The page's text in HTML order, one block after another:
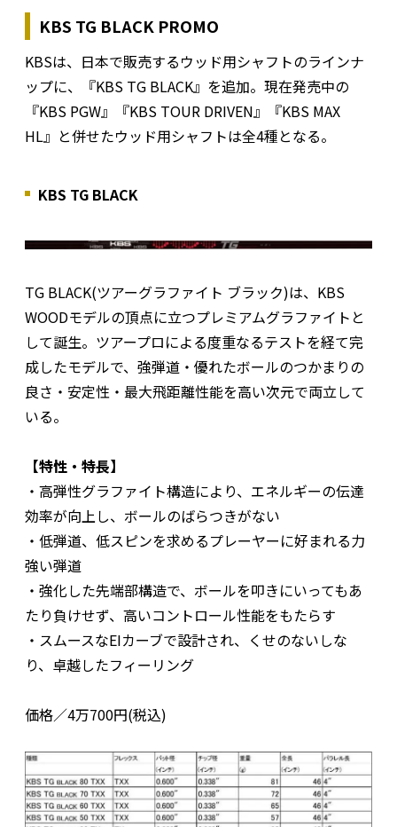
KBS TG BLACK PROMO
KBSは、日本で販売するウッド用シャフトのラインナ
ップに、『KBS TG BLACK』を追加。現在発売中の
『KBS PGW』『KBS TOUR DRIVEN』『KBS MAX
HL』と併せたウッド用シャフトは全4種となる。
KBS TG BLACK
TG BLACK(ツアーグラファイト ブラック)は、KBS
WOODモデルの頂点に立つプレミアムグラファイトと
して誕生。ツアープロによる度重なるテストを経て完
成したモデルで、強弾道・優れたボールのつかまりの
良さ・安定性・最大飛距離性能を高い次元で両立して
いる。
【特性・特長】
・高弾性グラファイト構造により、エネルギーの伝達
効率が向上し、ボールのばらつきがない
・低弾道、低スピンを求めるプレーヤーに好まれる力
強い弾道
・強化した先端部構造で、ボールを叩きにいってもあ
たり負けせず、高いコントロール性能をもたらす
・スムースなEIカーブで設計され、くせのないしな
り、卓越したフィーリング
価格／4万700円(税込)